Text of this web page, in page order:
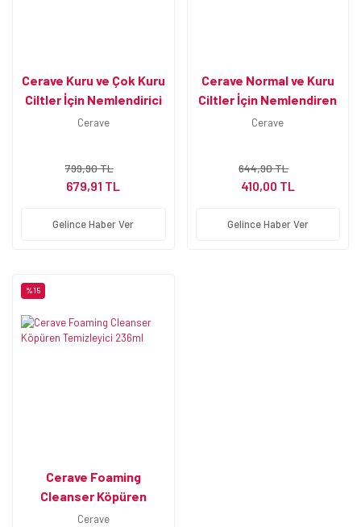
Cerave Kuru ve Çok Kuru
Ciltler İçin Nemlendirici
Losyon 473 ML
Cerave
799,90 TL
679,91 TL
Gelince Haber Ver
Cerave Normal ve Kuru
Ciltler İçin Nemlendiren
Temizleyici 473 ml
Cerave
644,90 TL
410,00 TL
Gelince Haber Ver
%15
Cerave Foaming
Cleanser Köpüren
Temizleyici 236ml
Cerave